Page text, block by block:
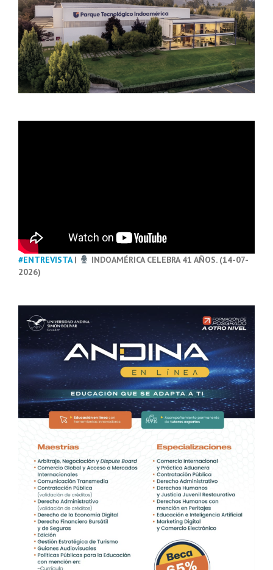
#ENTREVISTA|
INDOAMÉRICA CELEBRA 41 AÑOS. (14-07-
2026)